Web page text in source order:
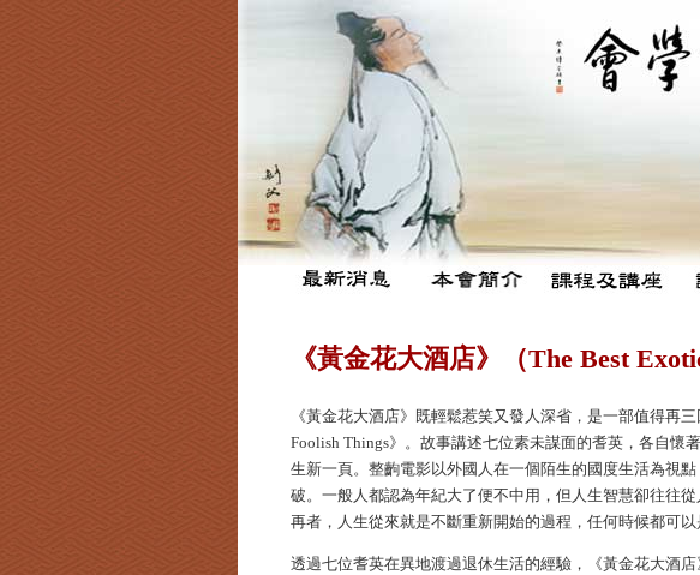
《黃金花大酒店》（The Best
《黃金花大酒店》既輕鬆惹笑又發人深省，是一部值得再
Foolish Things》。故事講述七位素未謀面的耆英，各自懷
生新一頁。整齣電影以外國人在一個陌生的國度生活為視
破。一般人都認為年紀大了便不中用，但人生智慧卻往往
再者，人生從來就是不斷重新開始的過程，任何時候都可以
透過七位耆英在異地渡過退休生活的經驗，《黃金花大酒